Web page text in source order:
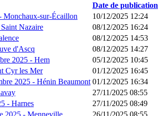
Date de publication
Monchaux-sur-Écaillon
10/12/2025 12:24
Nazaire
08/12/2025 16:24
08/12/2025 14:53
d'Ascq
08/12/2025 14:27
2025 - Hem
05/12/2025 10:45
Cyr les Mer
01/12/2025 16:45
2025 - Hénin Beaumont 01/12/2025 16:34
27/11/2025 08:55
- Harnes
27/11/2025 08:49
2025 - Menneville
26/11/2025 08:55